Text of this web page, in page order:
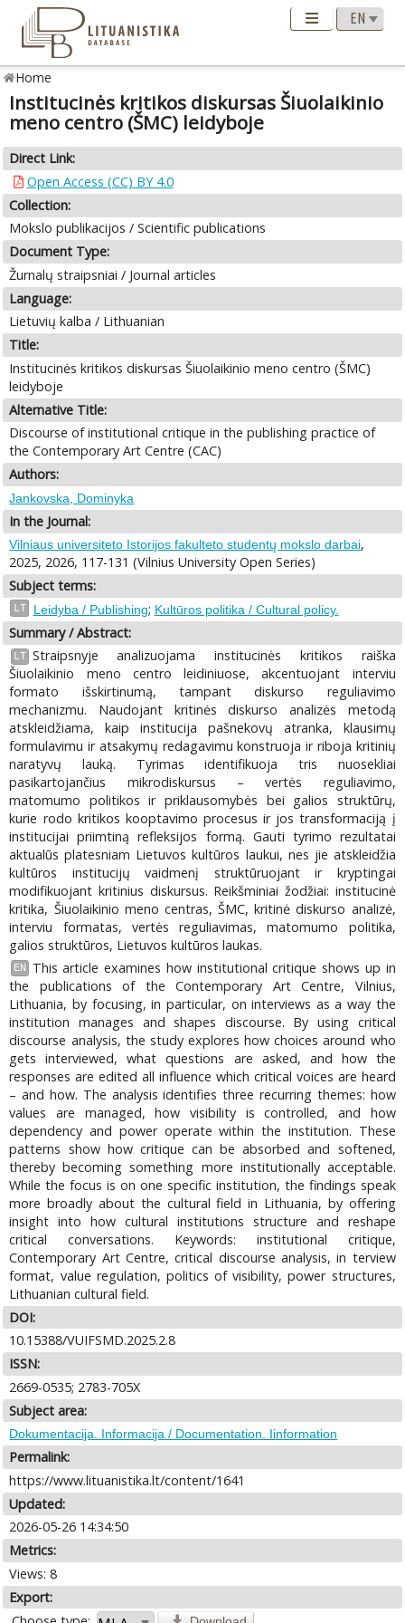
Home
Institucinės kritikos diskursas Šiuolaikinio
meno centro (ŠMC) leidyboje
Direct Link:
Open Access (CC) BY 4.0
Collection:
Mokslo publikacijos / Scientific publications
Document Type:
Žurnalų straipsniai / Journal articles
Language:
Lietuvių kalba / Lithuanian
Title:
Institucinės kritikos diskursas Šiuolaikinio meno centro (ŠMC)
leidyboje
Alternative Title:
Discourse of institutional critique in the publishing practice of
the Contemporary Art Centre (CAC)
Authors:
Jankovska, Dominyka
In the Journal:
Vilniaus universiteto Istorijos fakulteto studentų mokslo darbai,
2025, 2026, 117-131 (Vilnius University Open Series)
Subject terms:
LT Leidyba / Publishing; Kultūros politika / Cultural policy.
Summary / Abstract:
LT Straipsnyje analizuojama institucinės kritikos raiška
Šiuolaikinio meno centro leidiniuose, akcentuojant interviu
formato išskirtinumą, tampant diskurso reguliavimo
mechanizmu. Naudojant kritinės diskurso analizės metodą
atskleidžiama, kaip institucija pašnekovų atranka, klausimų
formulavimu ir atsakymų redagavimu konstruoja ir riboja kritinių
naratyvų lauką. Tyrimas identifikuoja tris nuosekliai
pasikartojančius mikrodiskursus – vertės reguliavimo,
matomumo politikos ir priklausomybės bei galios struktūrų,
kurie rodo kritikos kooptavimo procesus ir jos transformaciją į
institucijai priimtiną refleksijos formą. Gauti tyrimo rezultatai
aktualūs platesniam Lietuvos kultūros laukui, nes jie atskleidžia
kultūros institucijų vaidmenį struktūruojant ir kryptingai
modifikuojant kritinius diskursus. Reikšminiai žodžiai: institucinė
kritika, Šiuolaikinio meno centras, ŠMC, kritinė diskurso analizė,
interviu formatas, vertės reguliavimas, matomumo politika,
galios struktūros, Lietuvos kultūros laukas.
EN
This article examines how institutional critique shows up in
the publications of the Contemporary Art Centre, Vilnius,
Lithuania, by focusing, in particular, on interviews as a way the
institution manages and shapes discourse. By using critical
discourse analysis, the study explores how choices around who
gets interviewed, what questions are asked, and how the
responses are edited all influence which critical voices are heard
– and how. The analysis identifies three recurring themes: how
values are managed, how visibility is controlled, and how
dependency and power operate within the institution. These
patterns show how critique can be absorbed and softened,
thereby becoming something more institutionally acceptable.
While the focus is on one specific institution, the findings speak
more broadly about the cultural field in Lithuania, by offering
insight into how cultural institutions structure and reshape
critical conversations. Keywords: institutional critique,
Contemporary Art Centre, critical discourse analysis, in terview
format, value regulation, politics of visibility, power structures,
Lithuanian cultural field.
DOI:
10.15388/VUIFSMD.2025.2.8
ISSN:
2669-0535; 2783-705X
Subject area:
Dokumentacija. Informacija / Documentation. Iinformation
Permalink:
https://www.lituanistika.lt/content/1641
Updated:
2026-05-26 14:34:50
Metrics:
Views: 8
Export: